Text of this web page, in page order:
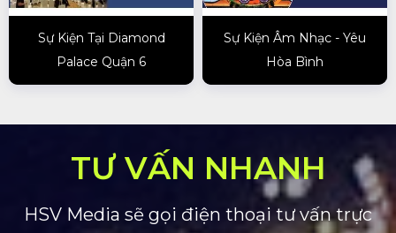
Sự Kiện Tại Diamond
Palace Quận 6
Sự Kiện Âm Nhạc - Yêu
Hòa Bình
TƯ VẤN NHANH
HSV Media sẽ gọi điện thoại tư vấn trực